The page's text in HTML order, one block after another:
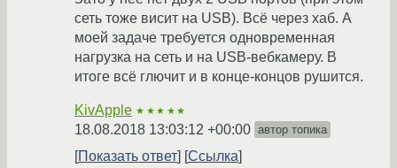
сеть тоже висит на USB). Всё через хаб. А
моей задаче требуется одновременная
нагрузка на сеть и на USB-вебкамеру. В
итоге всё глючит и в конце-концов рушится.
KivApple ★★★★★
18.08.2018 13:03:12 +00:00 автор топика
Показать ответ Ссылка